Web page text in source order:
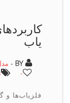
کاربردهای
مدل کودک
تكنولوژی
فلزیاب‌ها و